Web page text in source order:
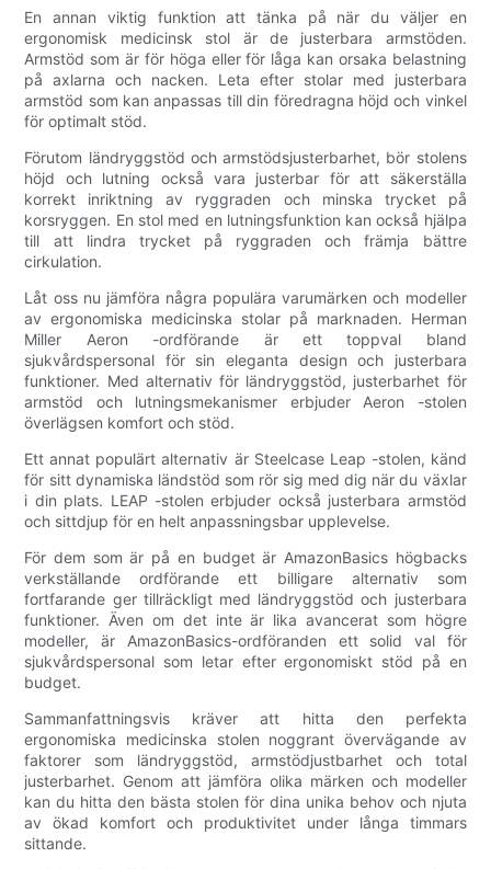
En annan viktig funktion att tänka på när du väljer en
ergonomisk medicinsk stol är de justerbara armstöden.
Armstöd som är för höga eller för låga kan orsaka belastning
på axlarna och nacken. Leta efter stolar med justerbara
armstöd som kan anpassas till din föredragna höjd och vinkel
för optimalt stöd.
Förutom ländryggstöd och armstödsjusterbarhet, bör stolens
höjd och lutning också vara justerbar för att säkerställa
korrekt inriktning av ryggraden och minska trycket på
korsryggen. En stol med en lutningsfunktion kan också hjälpa
till att lindra trycket på ryggraden och främja bättre
cirkulation.
Låt oss nu jämföra några populära varumärken och modeller
av ergonomiska medicinska stolar på marknaden. Herman
Miller Aeron -ordförande är ett toppval bland
sjukvårdspersonal för sin eleganta design och justerbara
funktioner. Med alternativ för ländryggstöd, justerbarhet för
armstöd och lutningsmekanismer erbjuder Aeron -stolen
överlägsen komfort och stöd.
Ett annat populärt alternativ är Steelcase Leap -stolen, känd
för sitt dynamiska ländstöd som rör sig med dig när du växlar
i din plats. LEAP -stolen erbjuder också justerbara armstöd
och sittdjup för en helt anpassningsbar upplevelse.
För dem som är på en budget är AmazonBasics högbacks
verkställande ordförande ett billigare alternativ som
fortfarande ger tillräckligt med ländryggstöd och justerbara
funktioner. Även om det inte är lika avancerat som högre
modeller, är AmazonBasics-ordföranden ett solid val för
sjukvårdspersonal som letar efter ergonomiskt stöd på en
budget.
Sammanfattningsvis kräver att hitta den perfekta
ergonomiska medicinska stolen noggrant övervägande av
faktorer som ländryggstöd, armstödjustbarhet och total
justerbarhet. Genom att jämföra olika märken och modeller
kan du hitta den bästa stolen för dina unika behov och njuta
av ökad komfort och produktivitet under långa timmars
sittande.